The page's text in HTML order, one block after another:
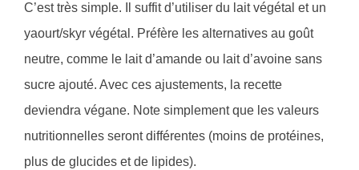
C’est très simple. Il suffit d’utiliser du lait végétal et un
yaourt/skyr végétal. Préfère les alternatives au goût
neutre, comme le lait d’amande ou lait d’avoine sans
sucre ajouté. Avec ces ajustements, la recette
deviendra végane. Note simplement que les valeurs
nutritionnelles seront différentes (moins de protéines,
plus de glucides et de lipides).